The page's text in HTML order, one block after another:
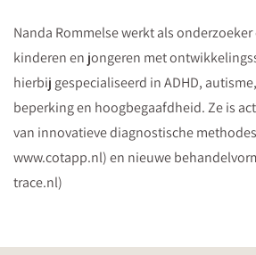
Nanda Rommelse werkt als
kinderen en jongeren met
hierbij gespecialiseerd in ADHD,
beperking en hoogbegaafdheid. Ze is
van innovatieve diagnostische
www.cotapp.nl) en nieuwe
trace.nl)